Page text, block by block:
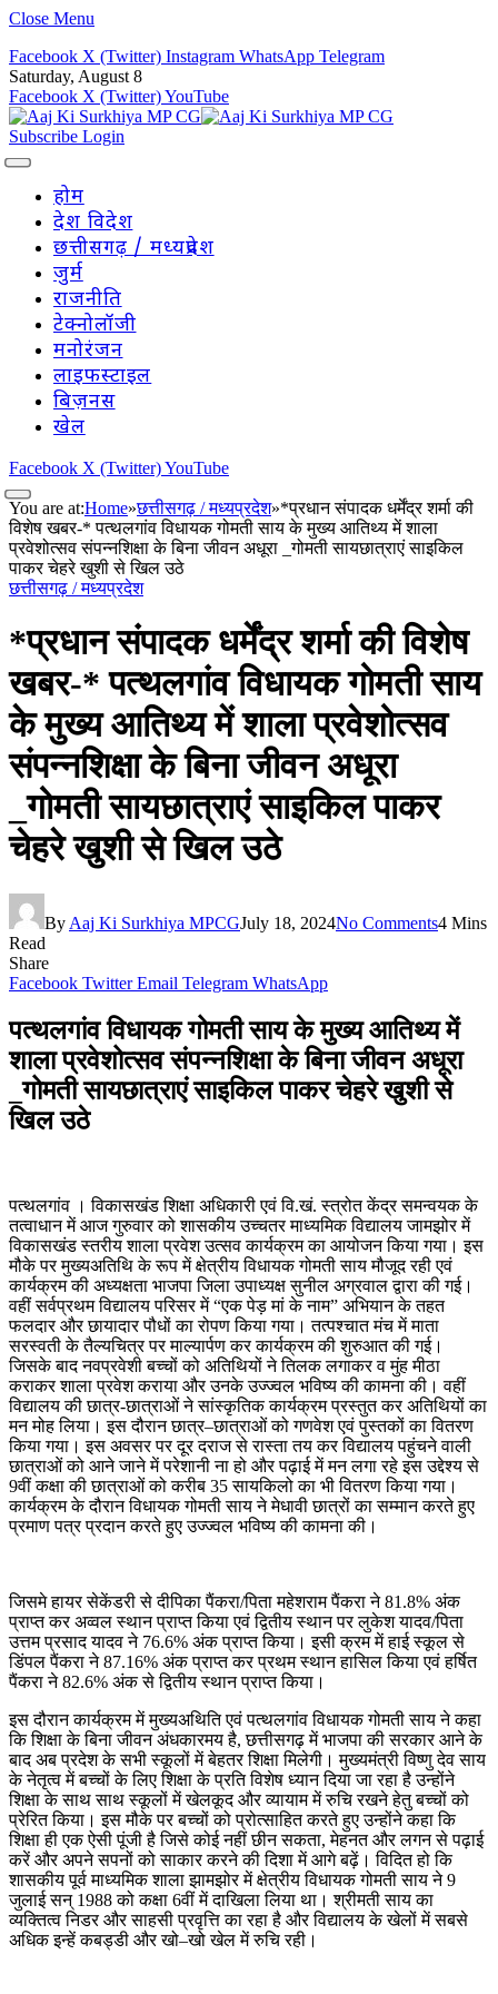
Close Menu
Facebook X (Twitter) Instagram WhatsApp Telegram
Saturday, August 8
Facebook X (Twitter)YouTube
Subscribe Login
होम
देश विदेश
छत्तीसगढ़ / मध्यप्रदेश
जुर्म
राजनीति
टेक्नोलॉजी
मनोरंजन
लाइफस्टाइल
बिज़नस
खेल
Facebook X (Twitter)YouTube
You are at:Home»छत्तीसगढ़ / मध्यप्रदेश»*प्रधान संपादक धर्मेंद्र शर्मा की
विशेष खबर-* पत्थलगांव विधायक गोमती साय के मुख्य आतिथ्य में शाला
प्रवेशोत्सव संपन्नशिक्षा के बिना जीवन अधूरा _गोमती सायछात्राएं साइकिल
पाकर चेहरे खुशी से खिल उठे
छत्तीसगढ़ / मध्यप्रदेश
*प्रधान संपादक धर्मेंद्र शर्मा की विशेष
खबर-* पत्थलगांव विधायक गोमती साय
के मुख्य आतिथ्य में शाला प्रवेशोत्सव
संपन्नशिक्षा के बिना जीवन अधूरा
_गोमती सायछात्राएं साइकिल पाकर
चेहरे खुशी से खिल उठे
By Aaj Ki Surkhiya MPCGJuly 18, 2024No Comments4 Mins
Read
Share
Facebook Twitter Email Telegram WhatsApp
पत्थलगांव विधायक गोमती साय के मुख्य आतिथ्य में
शाला प्रवेशोत्सव संपन्नशिक्षा के बिना जीवन अधूरा
_गोमती सायछात्राएं साइकिल पाकर चेहरे खुशी से
खिल उठे
पत्थलगांव । विकासखंड शिक्षा अधिकारी एवं वि.खं. स्त्रोत केंद्र समन्वयक के
तत्वाधान में आज गुरुवार को शासकीय उच्चतर माध्यमिक विद्यालय जामझोर में
विकासखंड स्तरीय शाला प्रवेश उत्सव कार्यक्रम का आयोजन किया गया। इस
मौके पर मुख्यअतिथि के रूप में क्षेत्रीय विधायक गोमती साय मौजूद रही एवं
कार्यक्रम की अध्यक्षता भाजपा जिला उपाध्यक्ष सुनील अग्रवाल द्वारा की गई।
वहीं सर्वप्रथम विद्यालय परिसर में “एक पेड़ मां के नाम” अभियान के तहत
फलदार और छायादार पौधों का रोपण किया गया। तत्पश्चात मंच में माता
सरस्वती के तैल्यचित्र पर माल्यार्पण कर कार्यक्रम की शुरुआत की गई।
जिसके बाद नवप्रवेशी बच्चों को अतिथियों ने तिलक लगाकर व मुंह मीठा
कराकर शाला प्रवेश कराया और उनके उज्ज्वल भविष्य की कामना की। वहीं
विद्यालय की छात्र-छात्राओं ने सांस्कृतिक कार्यक्रम प्रस्तुत कर अतिथियों का
मन मोह लिया। इस दौरान छात्र–छात्राओं को गणवेश एवं पुस्तकों का वितरण
किया गया। इस अवसर पर दूर दराज से रास्ता तय कर विद्यालय पहुंचने वाली
छात्राओं को आने जाने में परेशानी ना हो और पढ़ाई में मन लगा रहे इस उद्देश्य से
9वीं कक्षा की छात्राओं को करीब 35 सायकिलो का भी वितरण किया गया।
कार्यक्रम के दौरान विधायक गोमती साय ने मेधावी छात्रों का सम्मान करते हुए
प्रमाण पत्र प्रदान करते हुए उज्ज्वल भविष्य की कामना की।
जिसमे हायर सेकेंडरी से दीपिका पैंकरा/पिता महेशराम पैंकरा ने 81.8% अंक
प्राप्त कर अव्वल स्थान प्राप्त किया एवं द्वितीय स्थान पर लुकेश यादव/पिता
उत्तम प्रसाद यादव ने 76.6% अंक प्राप्त किया। इसी क्रम में हाई स्कूल से
डिंपल पैंकरा ने 87.16% अंक प्राप्त कर प्रथम स्थान हासिल किया एवं हर्षित
पैंकरा ने 82.6% अंक से द्वितीय स्थान प्राप्त किया।
इस दौरान कार्यक्रम में मुख्यअथिति एवं पत्थलगांव विधायक गोमती साय ने कहा
कि शिक्षा के बिना जीवन अंधकारमय है, छत्तीसगढ़ में भाजपा की सरकार आने के
बाद अब प्रदेश के सभी स्कूलों में बेहतर शिक्षा मिलेगी। मुख्यमंत्री विष्णु देव साय
के नेतृत्व में बच्चों के लिए शिक्षा के प्रति विशेष ध्यान दिया जा रहा है उन्होंने
शिक्षा के साथ साथ स्कूलों में खेलकूद और व्यायाम में रुचि रखने हेतु बच्चों को
प्रेरित किया। इस मौके पर बच्चों को प्रोत्साहित करते हुए उन्होंने कहा कि
शिक्षा ही एक ऐसी पूंजी है जिसे कोई नहीं छीन सकता, मेहनत और लगन से पढ़ाई
करें और अपने सपनों को साकार करने की दिशा में आगे बढ़ें। विदित हो कि
शासकीय पूर्व माध्यमिक शाला झामझोर में क्षेत्रीय विधायक गोमती साय ने 9
जुलाई सन् 1988 को कक्षा 6वीं में दाखिला लिया था। श्रीमती साय का
व्यक्तित्व निडर और साहसी प्रवृत्ति का रहा है और विद्यालय के खेलों में सबसे
अधिक इन्हें कबड्डी और खो–खो खेल में रुचि रही।